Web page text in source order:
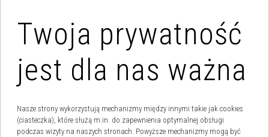
Twoja prywatność
jest dla nas ważna
Nasze strony wykorzystują mechanizmy między innymi takie jak cookies
(ciasteczka), które służą m.in. do zapewnienia optymalnej obsługi
podczas wizyty na naszych stronach. Powyższe mechanizmy mogą być